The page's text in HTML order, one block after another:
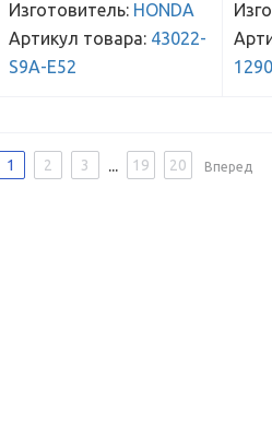
Изготовитель: HONDA
Артикул товара: 43022-
S9A-E52
1 2 3 ... 19 20 Вперед